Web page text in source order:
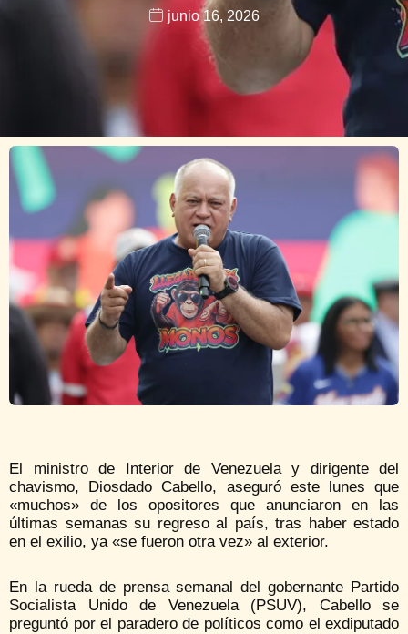
junio 16, 2026
El ministro de Interior de Venezuela y dirigente del
chavismo, Diosdado Cabello, aseguró este lunes que
«muchos» de los opositores que anunciaron en las
últimas semanas su regreso al país, tras haber estado
en el exilio, ya «se fueron otra vez» al exterior.
En la rueda de prensa semanal del gobernante Partido
Socialista Unido de Venezuela (PSUV), Cabello se
preguntó por el paradero de políticos como el exdiputado